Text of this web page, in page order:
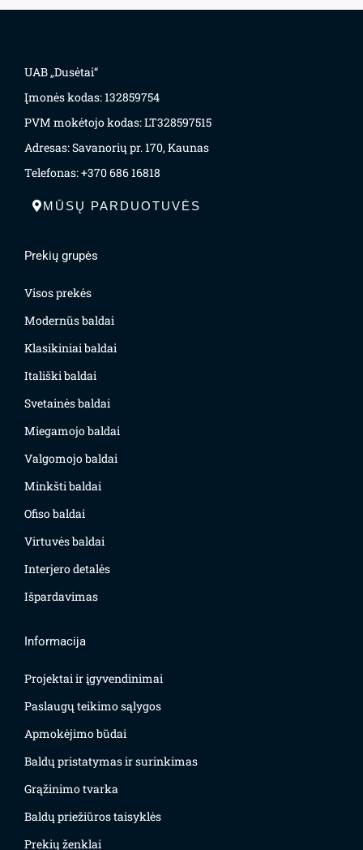
UAB „Dusėtai“
Įmonės kodas: 132859754
PVM mokėtojo kodas: LT328597515
Adresas: Savanorių pr. 170, Kaunas
Telefonas: +370 686 16818
MŪSŲ PARDUOTUVĖS
Prekių grupės
Visos prekės
Modernūs baldai
Klasikiniai baldai
Itališki baldai
Svetainės baldai
Miegamojo baldai
Valgomojo baldai
Minkšti baldai
Ofiso baldai
Virtuvės baldai
Interjero detalės
Išpardavimas
Informacija
Projektai ir įgyvendinimai
Paslaugų teikimo sąlygos
Apmokėjimo būdai
Baldų pristatymas ir surinkimas
Grąžinimo tvarka
Baldų priežiūros taisyklės
Prekių ženklai